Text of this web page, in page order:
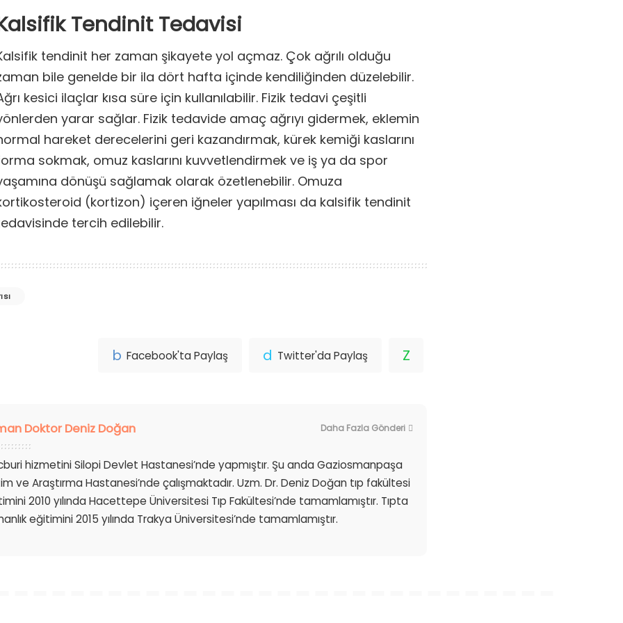
Tendinit Tedavisi
tendinit her zaman şikayete yol açmaz. Çok ağrılı olduğu
bile genelde bir ila dört hafta içinde kendiliğinden düzelebilir.
kesici ilaçlar kısa süre için kullanılabilir. Fizik tedavi çeşitli
yarar sağlar. Fizik tedavide amaç ağrıyı gidermek, eklemin
hareket derecelerini geri kazandırmak, kürek kemiği kaslarını
sokmak, omuz kaslarını kuvvetlendirmek ve iş ya da spor
dönüşü sağlamak olarak özetlenebilir. Omuza
(kortizon) içeren iğneler yapılması da kalsifik tendinit
tercih edilebilir.
Facebook'ta Paylaş Twitter'da Paylaş
Doktor Deniz Doğan Daha Fazla Gönderi
hizmetini Silopi Devlet Hastanesi’nde yapmıştır. Şu anda Gaziosmanpaşa
ve Araştırma Hastanesi’nde çalışmaktadır. Uzm. Dr. Deniz Doğan tıp fakültesi
2010 yılında Hacettepe Üniversitesi Tıp Fakültesi’nde tamamlamıştır. Tıpta
eğitimini 2015 yılında Trakya Üniversitesi’nde tamamlamıştır.